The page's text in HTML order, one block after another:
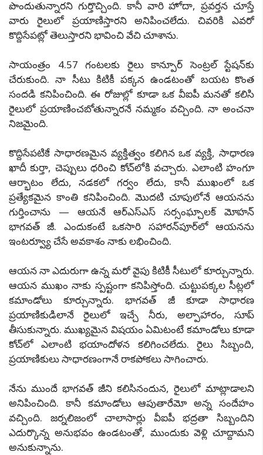
పొందుతున్నారని గుర్తొచ్చింది. కానీ వారి హోదా, ప్రవర్తన చూస్తే
వారు రైలులో ప్రయాణిస్తారని అనిపించలేదు. చివరికి ఎవరో
కొద్దిసేపట్లో తెలుస్తారని భావించి వేచి చూశాను.
సాయంత్రం 4.57 గంటలకు రైలు కాన్పూర్ సెంట్రల్ స్టేషన్‌కు
చేరుకుంది. నా సీటు కిటికీ పక్కన ఉండటంతో బయట కొంత
సందడి కనిపించింది. ఈ రోజుల్లో కూడా ఒక వీఐపీ మనతో కలిసి
రైలులో ప్రయాణించబోతున్నారనే నమ్మకం వచ్చింది. నా అంచనా
నిజమైంది.
కొద్దిసేపటికే సాధారణమైన వ్యక్తిత్వం కలిగిన ఒక వ్యక్తి, సాధారణ
ఖాదీ కుర్తా, చెప్పులు ధరించి కోచ్‌లోకి వచ్చారు. ఎలాంటి హంగూ
ఆర్భాటం లేదు, నడకలో గర్వం లేదు, కానీ ముఖంలో ఒక
ప్రత్యేకమైన కాంతి కనిపించింది. మొదటి చూపులోనే ఆయనను
గుర్తించాను — ఆయనే ఆర్‌ఎస్‌ఎస్‌ సర్సంఘ్చాలక్ మోహన్
భాగవత్ జీ. ఎందుకంటే ఒకసారి సహారన్‌పూర్‌లో ఆయనను
ఇంటర్వ్యూ చేసే అవకాశం నాకు లభించింది.
ఆయన నా ఎదురుగా ఉన్న మరో వైపు కిటికీ సీటులో కూర్చున్నారు.
ఆయన ముఖం నాకు స్పష్టంగా కనిపిస్తోంది. చుట్టుపక్కల సీట్లలో
కమాండోలు కూర్చున్నారు. భాగవత్ జీ కూడా సాధారణ
ప్రయాణికుడిలానే రైలులో ఇచ్చే నీరు, అల్పాహారం, సూప్
తీసుకున్నారు. ముఖ్యమైన విషయం ఏమిటంటే కమాండోలు కూడా
కోచ్‌లో ఎలాంటి భయాందోళన కలిగించలేదు. రైలు సిబ్బంది,
ప్రయాణికులు సాధారణంగానే రాకపోకలు సాగించారు.
నేను ముందే భాగవత్ జీని కలిసినందున, రైలులో మాట్లాడాలని
అనిపించింది. కానీ కమాండోలు ఆపుతారేమో అన్న సందేహం
వచ్చింది. జర్నలిజంలో చాలాసార్లు వీఐపీ భద్రతా సిబ్బందిని
ఎదుర్కొన్న అనుభవం ఉండటంతో, ముందుకు వెళ్లి చూద్దామని
అనుకున్నాను.